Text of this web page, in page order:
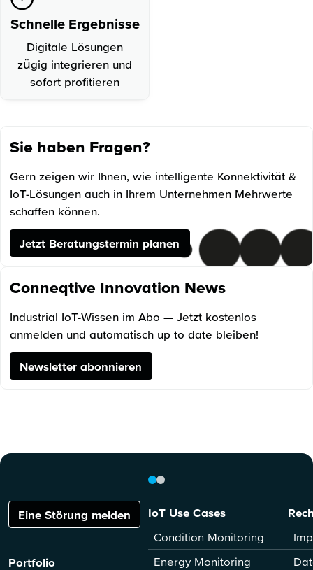
Schnelle Ergebnisse
Digitale Lösungen
zügig integrieren und
sofort profitieren
Sie haben Fragen?
Gern zeigen wir Ihnen, wie intelligente Konnektivität &
IoT-Lösungen auch in Ihrem Unternehmen Mehrwerte
schaffen können.
Jetzt Beratungstermin planen
Conneqtive Innovation News
Industrial IoT-Wissen im Abo — Jetzt kostenlos
anmelden und automatisch up to date bleiben!
Newsletter abonnieren
Eine Störung melden
Portfolio
IoT Use Cases
Condition Monitoring
Energy Monitoring